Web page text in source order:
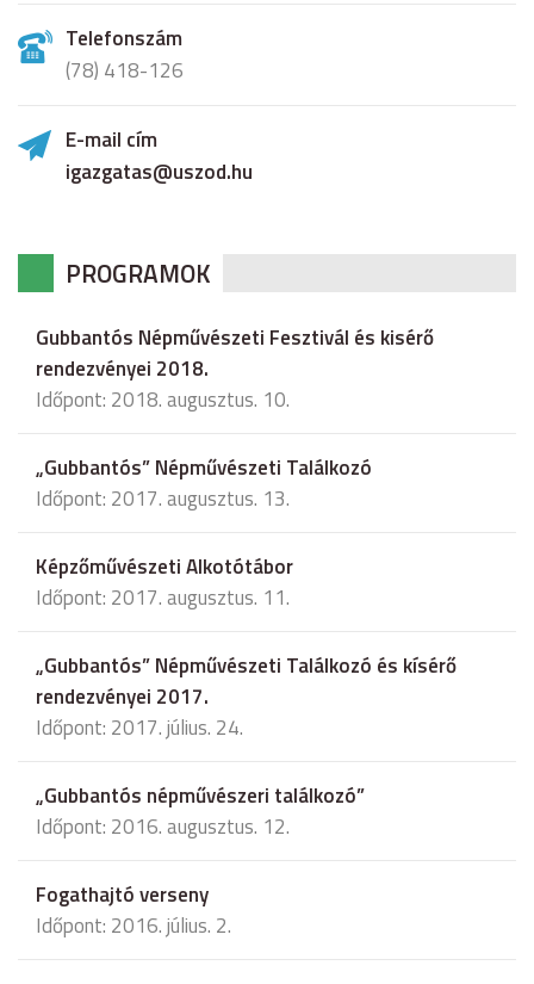
Telefonszám
(78) 418-126
E-mail cím
igazgatas@uszod.hu
PROGRAMOK
Gubbantós Népművészeti Fesztivál és kisérő
rendezvényei 2018.
Időpont: 2018. augusztus. 10.
„Gubbantós” Népművészeti Találkozó
Időpont: 2017. augusztus. 13.
Képzőművészeti Alkotótábor
Időpont: 2017. augusztus. 11.
„Gubbantós” Népművészeti Találkozó és kísérő
rendezvényei 2017.
Időpont: 2017. július. 24.
„Gubbantós népművészeri találkozó”
Időpont: 2016. augusztus. 12.
Fogathajtó verseny
Időpont: 2016. július. 2.